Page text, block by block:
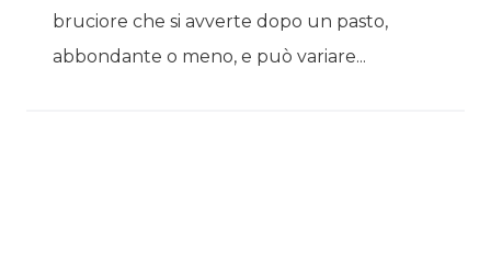
bruciore che si avverte dopo un pasto,
abbondante o meno, e può variare...